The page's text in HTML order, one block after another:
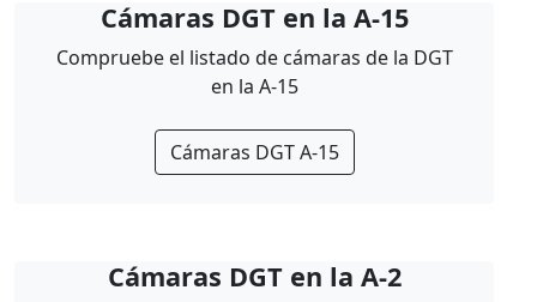
Cámaras DGT en la A-15
Compruebe el listado de cámaras de la DGT
en la A-15
Cámaras DGT A-15
Cámaras DGT en la A-2